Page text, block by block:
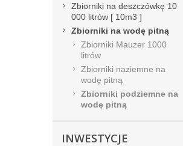
Zbiorniki na deszczówkę 10
000 litrów [ 10m3 ]
Zbiorniki na wodę pitną
Zbiorniki Mauzer 1000
litrów
Zbiorniki naziemne na
wodę pitną
Zbiorniki podziemne na
wodę pitną
INWESTYCJE